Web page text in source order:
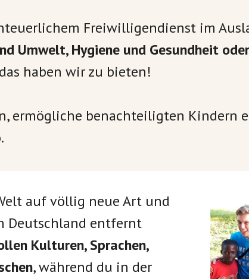
Freiwilligendienst im
Umwelt, Hygiene und Gesundheit
haben wir zu bieten!
ermögliche benachteiligten
auf völlig neue Art und
Deutschland entfernt
Kulturen, Sprachen,
, während du in der